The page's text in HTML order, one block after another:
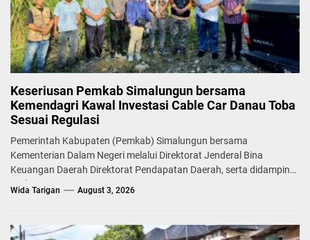
Keseriusan Pemkab Simalungun bersama
Kemendagri Kawal Investasi Cable Car Danau Toba
Sesuai Regulasi
Pemerintah Kabupaten (Pemkab) Simalungun bersama
Kementerian Dalam Negeri melalui Direktorat Jenderal Bina
Keuangan Daerah Direktorat Pendapatan Daerah, serta didampingi
Badan...
Wida Tarigan August 3, 2026